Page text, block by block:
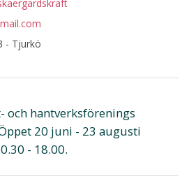
- Tjurkö
och hantverksförenings
20 juni - 23 augusti
- 18.00.